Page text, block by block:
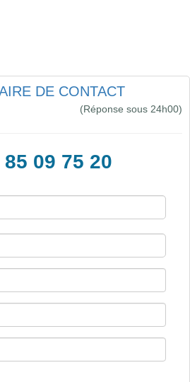
DE CONTACT
(Réponse sous 24h00)
85 09 75 20